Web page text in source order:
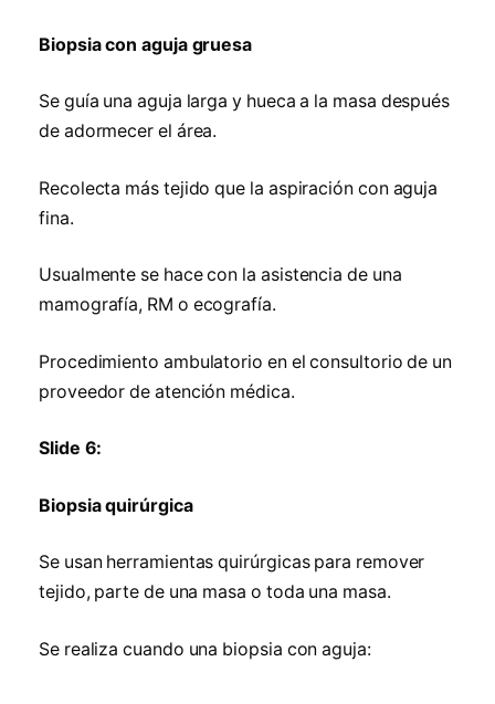
Biopsia con aguja gruesa
Se guía una aguja larga y hueca a la masa después
de adormecer el área.
Recolecta más tejido que la aspiración con aguja
fina.
Usualmente se hace con la asistencia de una
mamografía, RM o ecografía.
Procedimiento ambulatorio en el consultorio de un
proveedor de atención médica.
Slide 6:
Biopsia quirúrgica
Se usan herramientas quirúrgicas para remover
tejido, parte de una masa o toda una masa.
Se realiza cuando una biopsia con aguja: